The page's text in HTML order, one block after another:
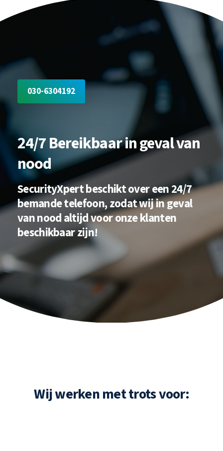
030-6304192
24/7 Bereikbaar in geval van
nood
SecurityXpert beschikt over een 24/7
bemande telefoon, zodat wij in geval
van nood altijd voor onze klanten
beschikbaar zijn!
Wij werken met trots voor: